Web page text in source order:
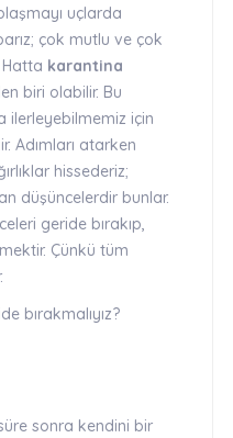
uçlarda
çok mutlu ve çok
karantina
biri olabilir. Bu
ilerleyebilmemiz için
Adımları atarken
hissederiz;
düşüncelerdir bunlar.
geride bırakıp,
Çünkü tüm
bırakmalıyız?
sonra kendini bir